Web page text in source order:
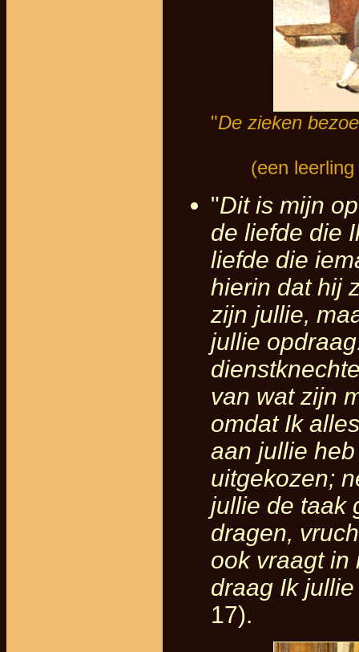
"De zieken
(een
"Dit is mijn
de liefde die
liefde die
hierin dat hij
zijn jullie,
jullie
van wat zijn
omdat Ik
aan jullie
uitgekozen;
jullie de taak
dragen,
ook vraagt in
draag Ik
17).